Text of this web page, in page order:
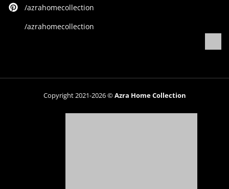
/azrahomecollection
/azrahomecollection
Copyright 2021-2026 ©Azra Home Collection